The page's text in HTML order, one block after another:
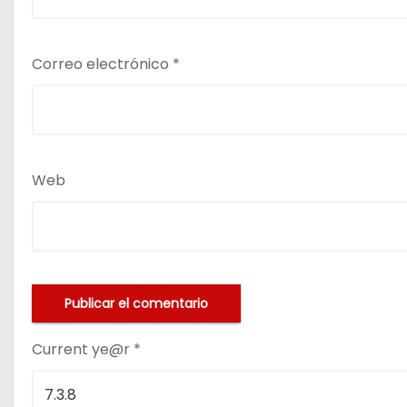
Correo electrónico *
Web
Current ye@r *